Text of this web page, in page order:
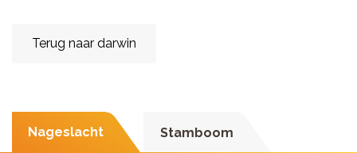
Terug naar darwin
Nageslacht Stamboom